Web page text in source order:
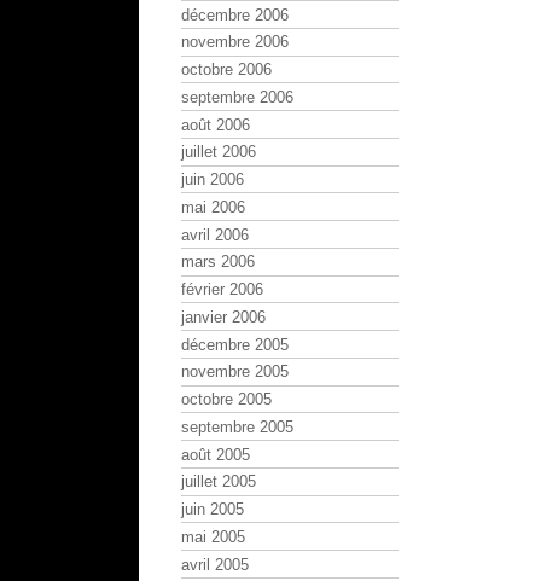
décembre 2006
novembre 2006
octobre 2006
septembre 2006
août 2006
juillet 2006
juin 2006
mai 2006
avril 2006
mars 2006
février 2006
janvier 2006
décembre 2005
novembre 2005
octobre 2005
septembre 2005
août 2005
juillet 2005
juin 2005
mai 2005
avril 2005